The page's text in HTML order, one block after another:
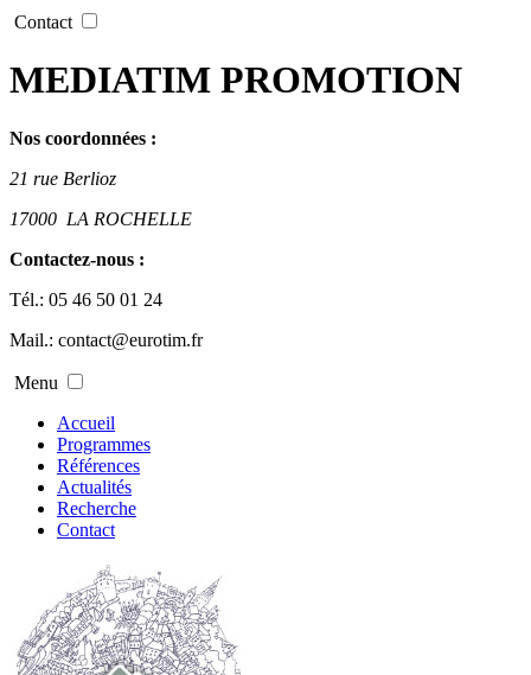
Contact
MEDIATIM PROMOTION
Nos coordonnées :
21 rue Berlioz
17000 LA ROCHELLE
Contactez-nous :
Tél.: 05 46 50 01 24
Mail.: contact@eurotim.fr
Menu
Accueil
Programmes
Références
Actualités
Recherche
Contact